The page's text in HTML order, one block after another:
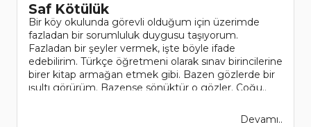
Saf Kötülük
Bir köy okulunda görevli olduğum için üzerimde
fazladan bir sorumluluk duygusu taşıyorum.
Fazladan bir şeyler vermek, işte böyle ifade
edebilirim. Türkçe öğretmeni olarak sınav birincilerine
birer kitap armağan etmek gibi. Bazen gözlerde bir
ışultı görürüm. Bazense sönüktür o gözler. Çoğu..
Devamı..